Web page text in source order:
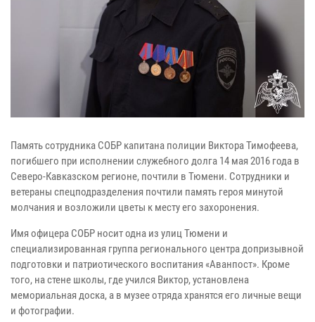
Память сотрудника СОБР капитана полиции Виктора Тимофеева,
погибшего при исполнении служебного долга 14 мая 2016 года в
Северо-Кавказском регионе, почтили в Тюмени. Сотрудники и
ветераны спецподразделения почтили память героя минутой
молчания и возложили цветы к месту его захоронения.
Имя офицера СОБР носит одна из улиц Тюмени и
специализированная группа регионального центра допризывной
подготовки и патриотического воспитания «Аванпост». Кроме
того, на стене школы, где учился Виктор, установлена
мемориальная доска, а в музее отряда хранятся его личные вещи
и фотографии.